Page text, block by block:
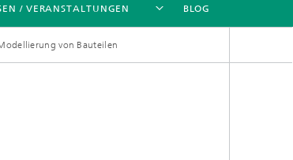
ENGLISH
/ VERANSTALTUNGEN BLOG
von Bauteilen